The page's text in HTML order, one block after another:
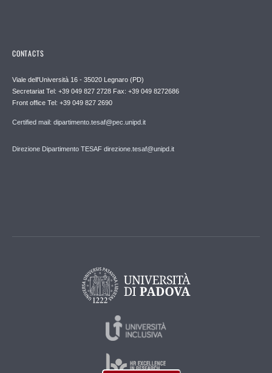
CONTACTS
Viale dell'Università 16 - 35020 Legnaro (PD)
Secretariat Tel: +39 049 827 2728 Fax: +39 049 8272686
Front office Tel: +39 049 827 2690
Certified mail: dipartimento.tesaf@pec.unipd.it
Direzione Dipartimento TESAF direzione.tesaf@unipd.it